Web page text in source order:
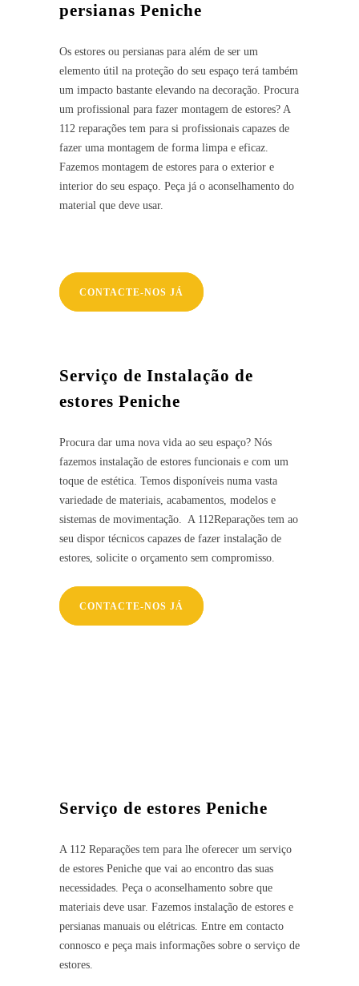
persianas Peniche
Os estores ou persianas para além de ser um
elemento útil na proteção do seu espaço terá também
um impacto bastante elevando na decoração. Procura
um profissional para fazer montagem de estores? A
112 reparações tem para si profissionais capazes de
fazer uma montagem de forma limpa e eficaz.
Fazemos montagem de estores para o exterior e
interior do seu espaço. Peça já o aconselhamento do
material que deve usar.
CONTACTE-NOS JÁ
Serviço de Instalação de
estores Peniche
Procura dar uma nova vida ao seu espaço? Nós
fazemos instalação de estores funcionais e com um
toque de estética. Temos disponíveis numa vasta
variedade de materiais, acabamentos, modelos e
sistemas de movimentação. A 112Reparações tem ao
seu dispor técnicos capazes de fazer instalação de
estores, solicite o orçamento sem compromisso.
CONTACTE-NOS JÁ
Serviço de estores Peniche
A 112 Reparações tem para lhe oferecer um serviço
de estores Peniche que vai ao encontro das suas
necessidades. Peça o aconselhamento sobre que
materiais deve usar. Fazemos instalação de estores e
persianas manuais ou elétricas. Entre em contacto
connosco e peça mais informações sobre o serviço de
estores.